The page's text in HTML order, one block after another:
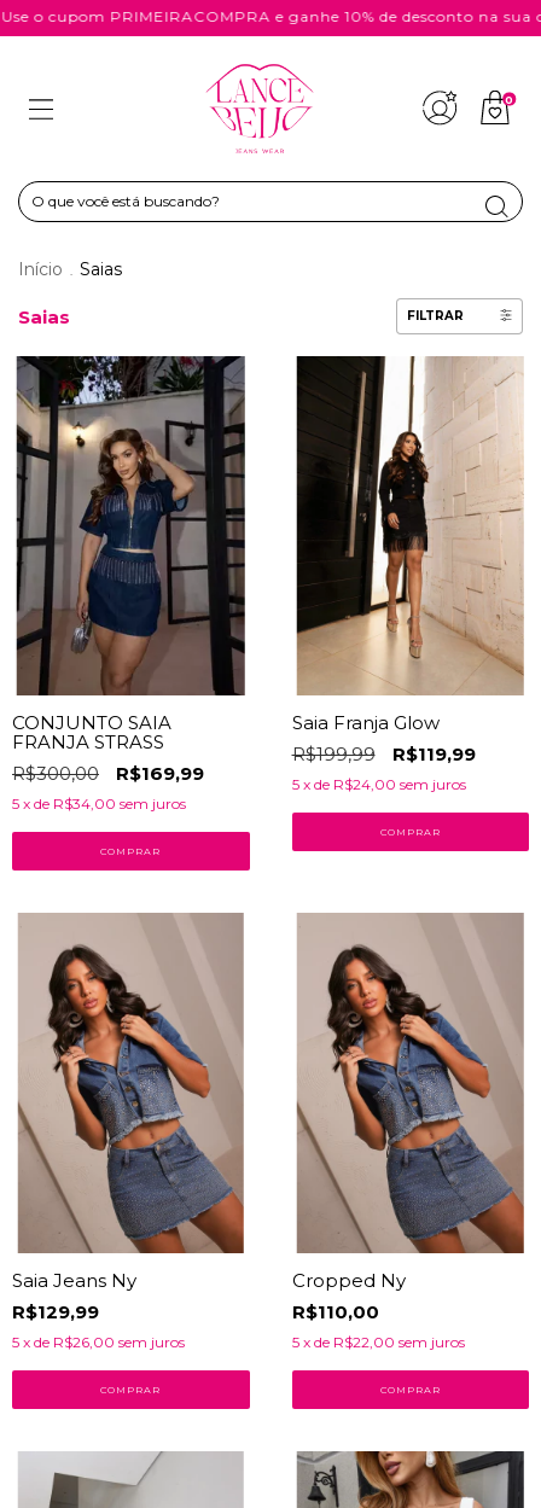
cupom PRIMEIRACOMPRA e ganhe 10% de desconto na sua
0
Início . Saias
Saias FILTRAR
CONJUNTO SAIA
FRANJA STRASS
R$300,00
R$169,99
5 x de R$34,00 sem juros
COMPRAR
Saia Franja Glow
R$199,99
R$119,99
5 x de R$24,00 sem juros
COMPRAR
Saia Jeans Ny
R$129,99
5 x de R$26,00 sem juros
COMPRAR
Cropped Ny
R$110,00
5 x de R$22,00 sem juros
COMPRAR